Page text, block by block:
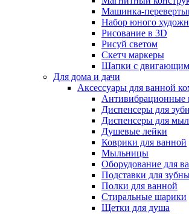
Машинка-
Набор юного
Рисование в 3D
Рисуй светом
Скетч маркеры
Шапки с
Для дома и дачи
Аксессуары для ванной
Антивибрационные
Диспенсеры для
Диспенсеры для
Душевые лейки
Коврики для ванной
Мыльницы
Оборудование для
Подставки для
Полки для ванной
Стиральные шарики
Щетки для душа